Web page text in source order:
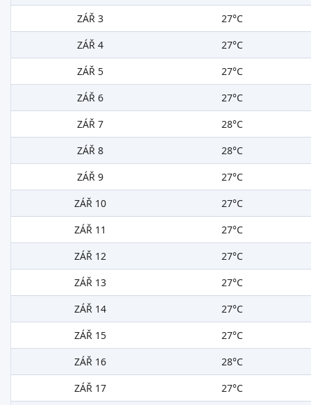
ZÁŘ 3
27°C
ZÁŘ 4
27°C
ZÁŘ 5
27°C
ZÁŘ 6
27°C
ZÁŘ 7
28°C
ZÁŘ 8
28°C
ZÁŘ 9
27°C
ZÁŘ 10
27°C
ZÁŘ 11
27°C
ZÁŘ 12
27°C
ZÁŘ 13
27°C
ZÁŘ 14
27°C
ZÁŘ 15
27°C
ZÁŘ 16
28°C
ZÁŘ 17
27°C